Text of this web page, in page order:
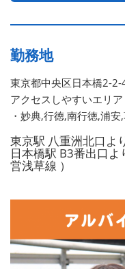
勤務地
東京都中央区日本橋2-
アクセスしやすいエリア
・妙典,行徳,南行徳,浦
東京駅 八重洲北口よ
日本橋駅 B3番出口
営浅草線 ）